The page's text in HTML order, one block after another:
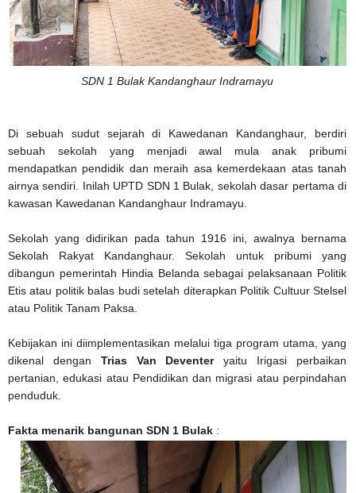
SDN 1 Bulak Kandanghaur Indramayu
Di sebuah sudut sejarah di Kawedanan Kandanghaur, berdiri
sebuah sekolah yang menjadi awal mula anak pribumi
mendapatkan pendidik dan meraih asa kemerdekaan atas tanah
airnya sendiri. Inilah UPTD SDN 1 Bulak, sekolah dasar pertama di
kawasan Kawedanan Kandanghaur Indramayu.
Sekolah yang didirikan pada tahun 1916 ini, awalnya bernama
Sekolah Rakyat Kandanghaur. Sekolah untuk pribumi yang
dibangun pemerintah Hindia Belanda sebagai pelaksanaan Politik
Etis atau politik balas budi setelah diterapkan Politik Cultuur Stelsel
atau Politik Tanam Paksa.
Kebijakan ini diimplementasikan melalui tiga program utama, yang
dikenal dengan Trias Van Deventeryaitu Irigasi perbaikan
pertanian, edukasi atau Pendidikan dan migrasi atau perpindahan
penduduk.
Fakta menarik bangunan SDN 1 Bulak :